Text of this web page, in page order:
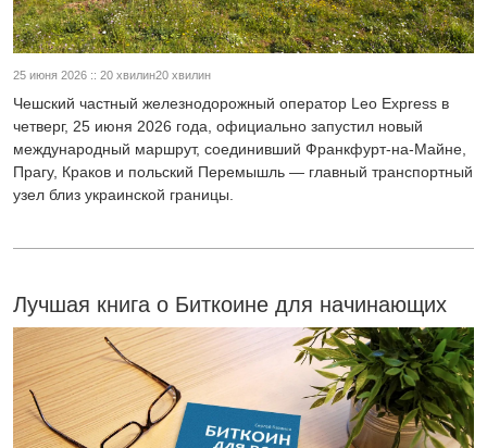
25 июня 2026 :: 20 хвилин20 хвилин
Чешский частный железнодорожный оператор Leo Express в
четверг, 25 июня 2026 года, официально запустил новый
международный маршрут, соединивший Франкфурт-на-Майне,
Прагу, Краков и польский Перемышль — главный транспортный
узел близ украинской границы.
Лучшая книга о Биткоине для начинающих